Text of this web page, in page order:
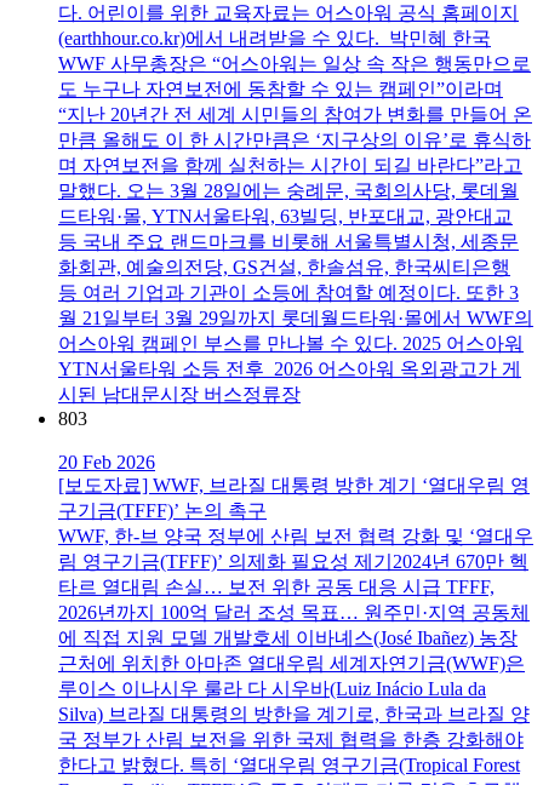
다. 어린이를 위한 교육자료는 어스아워 공식 홈페이지
(earthhour.co.kr)에서 내려받을 수 있다. 박민혜 한국
WWF 사무총장은 “어스아워는 일상 속 작은 행동만으로
도 누구나 자연보전에 동참할 수 있는 캠페인”이라며
“지난 20년간 전 세계 시민들의 참여가 변화를 만들어 온
만큼 올해도 이 한 시간만큼은 ‘지구상의 이유’로 휴식하
며 자연보전을 함께 실천하는 시간이 되길 바란다”라고
말했다. 오는 3월 28일에는 숭례문, 국회의사당, 롯데월
드타워·몰, YTN서울타워, 63빌딩, 반포대교, 광안대교
등 국내 주요 랜드마크를 비롯해 서울특별시청, 세종문
화회관, 예술의전당, GS건설, 한솔섬유, 한국씨티은행
등 여러 기업과 기관이 소등에 참여할 예정이다. 또한 3
월 21일부터 3월 29일까지 롯데월드타워·몰에서 WWF의
어스아워 캠페인 부스를 만나볼 수 있다. 2025 어스아워
YTN서울타워 소등 전후 2026 어스아워 옥외광고가 게
시된 남대문시장 버스정류장
803
20 Feb 2026
[보도자료] WWF, 브라질 대통령 방한 계기 ‘열대우림 영
구기금(TFFF)’ 논의 촉구
WWF, 한-브 양국 정부에 산림 보전 협력 강화 및 ‘열대우
림 영구기금(TFFF)’ 의제화 필요성 제기2024년 670만 헥
타르 열대림 손실… 보전 위한 공동 대응 시급 TFFF,
2026년까지 100억 달러 조성 목표… 원주민·지역 공동체
에 직접 지원 모델 개발호세 이바녜스(José Ibañez) 농장
근처에 위치한 아마존 열대우림 세계자연기금(WWF)은
루이스 이나시우 룰라 다 시우바(Luiz Inácio Lula da
Silva) 브라질 대통령의 방한을 계기로, 한국과 브라질 양
국 정부가 산림 보전을 위한 국제 협력을 한층 강화해야
한다고 밝혔다. 특히 ‘열대우림 영구기금(Tropical Forest